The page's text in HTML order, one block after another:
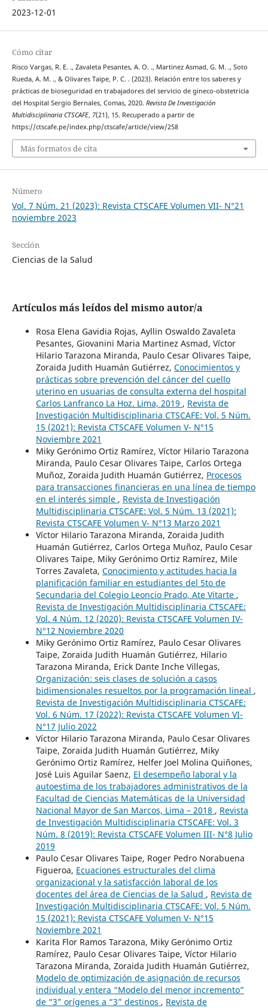
2023-12-01
Cómo citar
Risco Vargas, R. E. ., Zavaleta Pesantes, A. O. ., Martinez Asmad, G. M. ., Soto
Rueda, A. M. ., & Olivares Taipe, P. C. . (2023). Relación entre los saberes y
prácticas de bioseguridad en trabajadores del servicio de gineco-obstetricia
del Hospital Sergio Bernales, Comas, 2020. Revista De Investigación
Multidisciplinaria CTSCAFE, 7(21), 15. Recuperado a partir de
https://ctscafe.pe/index.php/ctscafe/article/view/258
Más formatos de cita
Número
Vol. 7 Núm. 21 (2023): Revista CTSCAFE Volumen VII- N°21
noviembre 2023
Sección
Ciencias de la Salud
Artículos más leídos del mismo autor/a
Rosa Elena Gavidia Rojas, Ayllin Oswaldo Zavaleta
Pesantes, Giovanini Maria Martinez Asmad, Víctor
Hilario Tarazona Miranda, Paulo Cesar Olivares Taipe,
Zoraida Judith Huamán Gutiérrez, Conocimientos y
prácticas sobre prevención del cáncer del cuello
uterino en usuarias de consulta externa del hospital
Carlos Lanfranco La Hoz. Lima, 2019 , Revista de
Investigación Multidisciplinaria CTSCAFE: Vol. 5 Núm.
15 (2021): Revista CTSCAFE Volumen V- N°15
Noviembre 2021
Miky Gerónimo Ortiz Ramírez, Víctor Hilario Tarazona
Miranda, Paulo Cesar Olivares Taipe, Carlos Ortega
Muñoz, Zoraida Judith Huamán Gutiérrez, Procesos
para transacciones financieras en una línea de tiempo
en el interés simple , Revista de Investigación
Multidisciplinaria CTSCAFE: Vol. 5 Núm. 13 (2021):
Revista CTSCAFE Volumen V- N°13 Marzo 2021
Víctor Hilario Tarazona Miranda, Zoraida Judith
Huamán Gutiérrez, Carlos Ortega Muñoz, Paulo Cesar
Olivares Taipe, Miky Gerónimo Ortiz Ramírez, Mile
Torres Zavaleta, Conocimiento y actitudes hacia la
planificación familiar en estudiantes del 5to de
Secundaria del Colegio Leoncio Prado, Ate Vitarte ,
Revista de Investigación Multidisciplinaria CTSCAFE:
Vol. 4 Núm. 12 (2020): Revista CTSCAFE Volumen IV-
N°12 Noviembre 2020
Miky Gerónimo Ortiz Ramírez, Paulo Cesar Olivares
Taipe, Zoraida Judith Huamán Gutiérrez, Hilario
Tarazona Miranda, Erick Dante Inche Villegas,
Organización: seis clases de solución a casos
bidimensionales resueltos por la programación lineal ,
Revista de Investigación Multidisciplinaria CTSCAFE:
Vol. 6 Núm. 17 (2022): Revista CTSCAFE Volumen VI-
N°17 Julio 2022
Víctor Hilario Tarazona Miranda, Paulo Cesar Olivares
Taipe, Zoraida Judith Huamán Gutiérrez, Miky
Gerónimo Ortiz Ramírez, Helfer Joel Molina Quiñones,
José Luis Aguilar Saenz, El desempeño laboral y la
autoestima de los trabajadores administrativos de la
Facultad de Ciencias Matemáticas de la Universidad
Nacional Mayor de San Marcos, Lima – 2018 , Revista
de Investigación Multidisciplinaria CTSCAFE: Vol. 3
Núm. 8 (2019): Revista CTSCAFE Volumen III- N°8 Julio
2019
Paulo Cesar Olivares Taipe, Roger Pedro Norabuena
Figueroa, Ecuaciones estructurales del clima
organizacional y la satisfacción laboral de los
docentes del área de Ciencias de la Salud , Revista de
Investigación Multidisciplinaria CTSCAFE: Vol. 5 Núm.
15 (2021): Revista CTSCAFE Volumen V- N°15
Noviembre 2021
Karita Flor Ramos Tarazona, Miky Gerónimo Ortiz
Ramírez, Paulo Cesar Olivares Taipe, Víctor Hilario
Tarazona Miranda, Zoraida Judith Huamán Gutiérrez,
Modelo de optimización de asignación de recursos
individual y entera “Modelo del menor incremento”
de “3” orígenes a “3” destinos , Revista de